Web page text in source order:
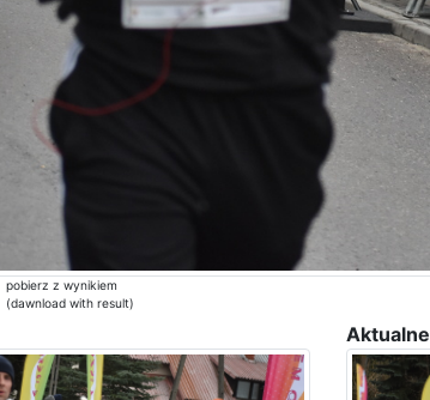
pobierz z wynikiem
(dawnload with result)
Aktualne